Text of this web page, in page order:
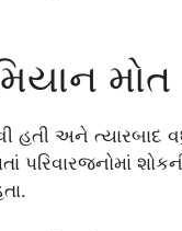
મોત
અને ત્યારબાદ
પરિવારજનોમાં